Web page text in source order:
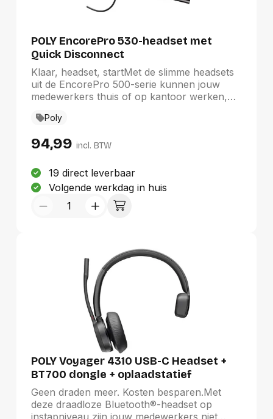
POLY EncorePro 530-headset met
Quick Disconnect
Klaar, headset, startMet de slimme headsets
uit de EncorePro 500-serie kunnen jouw
medewerkers thuis of op kantoor werken,
pc. Dit zijn de eerste digitale headsets voor
kunnen worden gebruikt, zelfs als je in
zo eenvoudig.
Poly
94,99 incl. BTW
19 direct leverbaar
Volgende werkdag in huis
POLY Voyager 4310 USB-C Headset +
BT700 dongle + oplaadstatief
Geen draden meer. Kosten besparen.Met
deze draadloze Bluetooth®-headset op
instapniveau zijn jouw medewerkers niet